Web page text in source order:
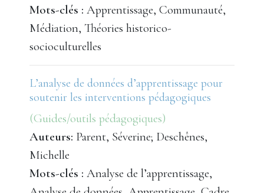
Mots-clés : Apprentissage, Communauté,
Médiation, Théories historico-
socioculturelles
L’analyse de données d’apprentissage pour
soutenir les interventions pédagogiques
(Guides/outils pédagogiques)
Auteurs: Parent, Séverine; Deschênes,
Michelle
Mots-clés : Analyse de l’apprentissage,